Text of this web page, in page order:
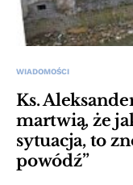
WIADOMOŚCI
Ks.
martwią, że
sytuacja, to
powódź”